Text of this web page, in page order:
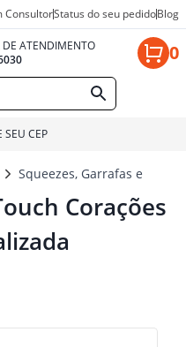
ConsultorStatus do seu pedidoBlog
DE ATENDIMENTO
0
SEU CEP
Squeezes, Garrafas e
Corações